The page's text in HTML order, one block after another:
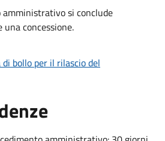
si conclude
concessione.
bollo per il rilascio del